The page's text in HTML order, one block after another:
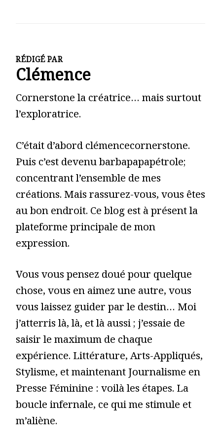
RÉDIGÉ PAR
Clémence
Cornerstone la créatrice… mais surtout
l’exploratrice.
C’était d’abord clémencecornerstone.
Puis c’est devenu barbapapapétrole;
concentrant l’ensemble de mes
créations. Mais rassurez-vous, vous êtes
au bon endroit. Ce blog est à présent la
plateforme principale de mon
expression.
Vous vous pensez doué pour quelque
chose, vous en aimez une autre, vous
vous laissez guider par le destin… Moi
j’atterris là, là, et là aussi ; j’essaie de
saisir le maximum de chaque
expérience. Littérature, Arts-Appliqués,
Stylisme, et maintenant Journalisme en
Presse Féminine : voilà les étapes. La
boucle infernale, ce qui me stimule et
m’aliène.